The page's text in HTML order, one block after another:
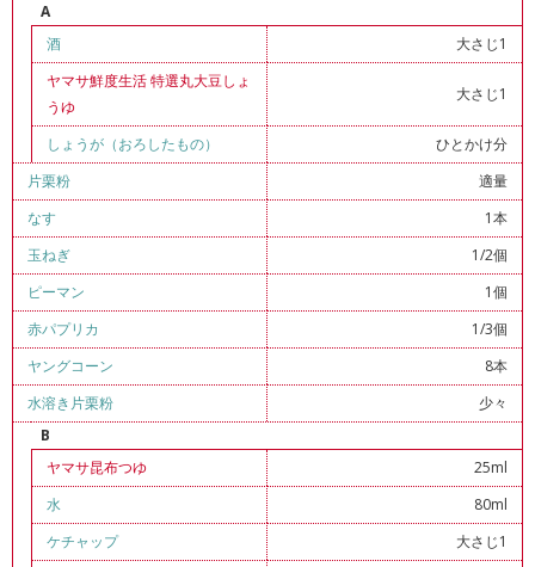
A
酒
大さじ1
ヤマサ鮮度生活 特選丸大豆しょ
うゆ
大さじ1
しょうが（おろしたもの）
ひとかけ分
片栗粉
適量
なす
1本
玉ねぎ
1/2個
ピーマン
1個
赤パプリカ
1/3個
ヤングコーン
8本
水溶き片栗粉
少々
B
ヤマサ昆布つゆ
25ml
水
80ml
ケチャップ
大さじ1